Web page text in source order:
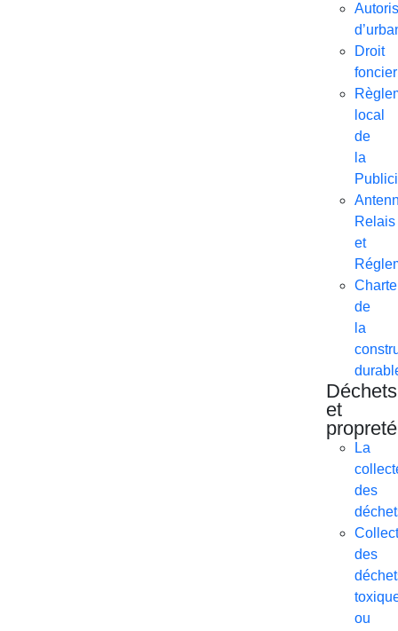
Droit
foncier
local
de
la
Relais
et
Charte
de
la
Déchets
et
propreté
La
des
des
ou